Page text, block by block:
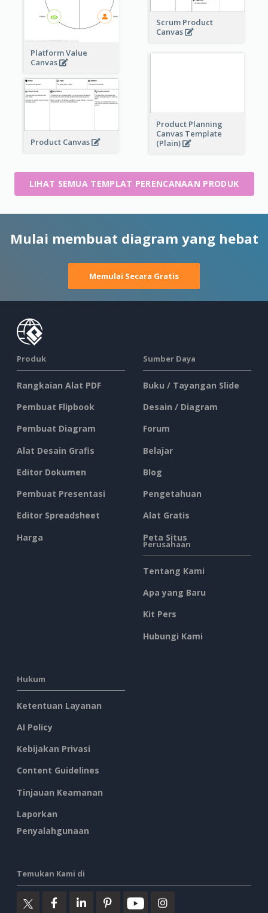
Platform Value
Canvas
Scrum Product
Canvas
Product Planning
Canvas Template
(Plain)
Product Canvas
LIHAT SEMUA TEMPLAT PERENCANAAN PRODUK
Mulai membuat diagram yang hebat
Memulai Secara Gratis
Produk
Rangkaian Alat PDF
Pembuat Flipbook
Pembuat Diagram
Alat Desain Grafis
Editor Dokumen
Pembuat Presentasi
Editor Spreadsheet
Harga
Sumber Daya
Buku / Tayangan Slide
Desain / Diagram
Forum
Belajar
Blog
Pengetahuan
Alat Gratis
Peta Situs
Perusahaan
Tentang Kami
Apa yang Baru
Kit Pers
Hubungi Kami
Hukum
Ketentuan Layanan
AI Policy
Kebijakan Privasi
Content Guidelines
Tinjauan Keamanan
Laporkan
Penyalahgunaan
Temukan Kami di